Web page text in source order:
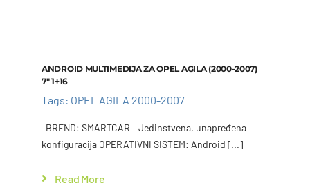
ANDROID MULTIMEDIJA ZA OPEL AGILA (2000-2007)
7″ 1+16
Tags: OPEL AGILA 2000-2007
BREND: SMARTCAR – Jedinstvena, unapređena
konfiguracija OPERATIVNI SISTEM: Android [...]
Read More